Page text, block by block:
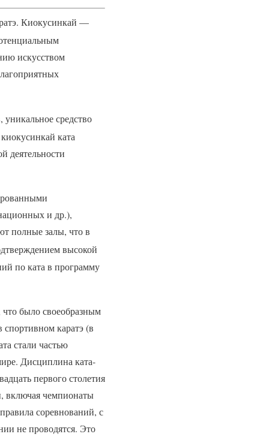
Киокусинкай —
искусством
средство
ката
деятельности
и др.),
полные залы, что в
высокой
по ката в программу
было своеобразным
каратэ (в
стали частью
Дисциплина ката-
первого столетия
включая чемпионаты
соревнований, с
не проводятся. Это